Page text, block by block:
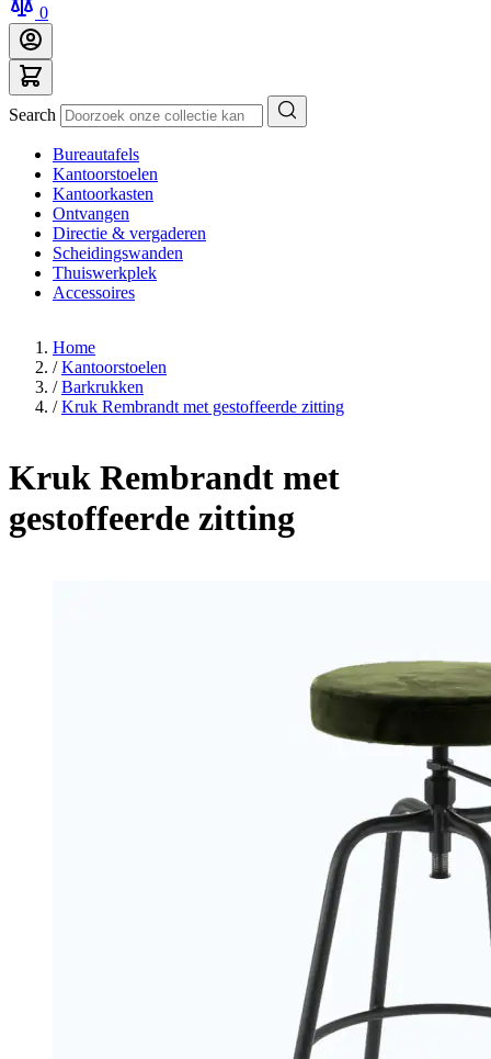
0
Search
Bureautafels
Kantoorstoelen
Kantoorkasten
Ontvangen
Directie & vergaderen
Scheidingswanden
Thuiswerkplek
Accessoires
Home
/ Kantoorstoelen
/ Barkrukken
/ Kruk Rembrandt met gestoffeerde zitting
Kruk Rembrandt met
gestoffeerde zitting